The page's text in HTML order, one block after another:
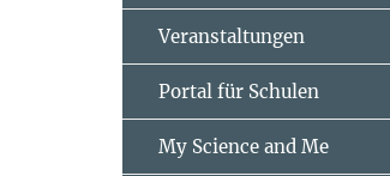
Veranstaltungen
Portal für Schulen
My Science and Me